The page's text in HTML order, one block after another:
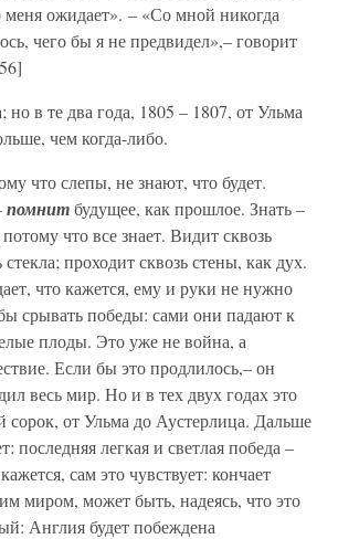
меня ожидает». – «Со мной никогда
чего бы я не предвидел»,– говорит
но в те два года, 1805 – 1807, от Ульма
чем когда-либо.
что слепы, не знают, что будет.
помнитбудущее, как прошлое. Знать –
что все знает. Видит сквозь
проходит сквозь стены, как дух.
что кажется, ему и руки не нужно
срывать победы: сами они падают к
плоды. Это уже не война, а
Если бы это продлилось,– он
весь мир. Но и в тех двух годах это
сорок, от Ульма до Аустерлица. Дальше
последняя легкая и светлая победа –
сам это чувствует: кончает
миром, может быть, надеясь, что это
Англия будет побеждена